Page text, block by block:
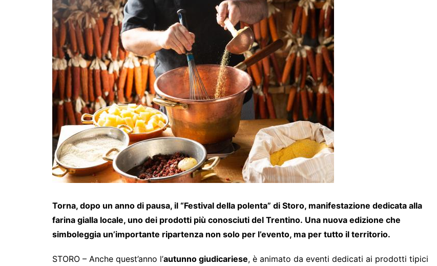
Torna, dopo un anno di pausa, il “Festival della polenta” di Storo, manifestazione dedicata alla
farina gialla locale, uno dei prodotti più conosciuti del Trentino. Una nuova edizione che
simboleggia un’importante ripartenza non solo per l’evento, ma per tutto il territorio.
STORO – Anche quest’anno l’autunno giudicariese, è animato da eventi dedicati ai prodotti tipici